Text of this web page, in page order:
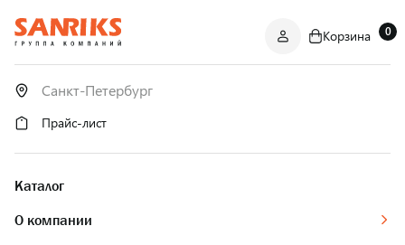
ОПТОМ
И В РОЗНИЦУ
Корзина 0
Прайс-лист
Каталог
О компании